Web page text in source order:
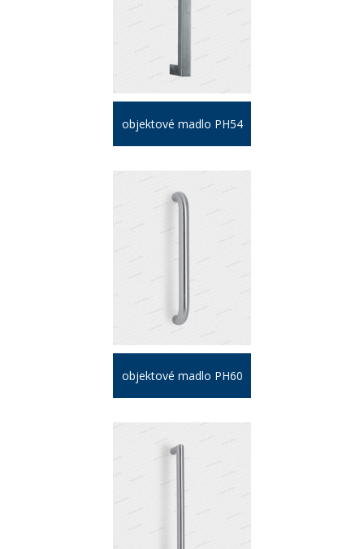
objektové madlo PH54
objektové madlo PH60